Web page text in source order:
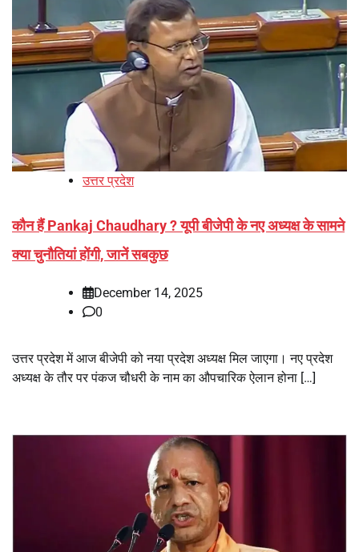
उत्तर प्रदेश
कौन हैं Pankaj Chaudhary ? यूपी बीजेपी के नए अध्यक्ष के सामने
क्या चुनौतियां होंगी, जानें सबकुछ
December 14, 2025
0
उत्तर प्रदेश में आज बीजेपी को नया प्रदेश अध्यक्ष मिल जाएगा। नए प्रदेश
अध्यक्ष के तौर पर पंकज चौधरी के नाम का औपचारिक ऐलान होना […]